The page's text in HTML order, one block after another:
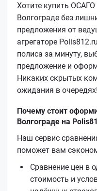
Хотите купить
Волгограде без
предложения от
агрегаторе
полиса за минуту,
предложение и
Никаких скрытых
ожидания в очередях!
Почему стоит
Волгограде на
Наш сервис
поможет вам
Сравнение цен в
стоимость и